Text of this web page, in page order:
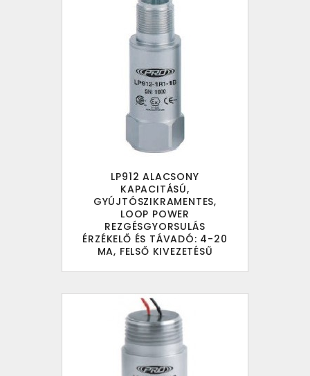
LP912 ALACSONY
KAPACITÁSÚ,
GYÚJTÓSZIKRAMENTES,
LOOP POWER
REZGÉSGYORSULÁS
ÉRZÉKELŐ ÉS TÁVADÓ: 4-20
MA, FELSŐ KIVEZETÉSŰ